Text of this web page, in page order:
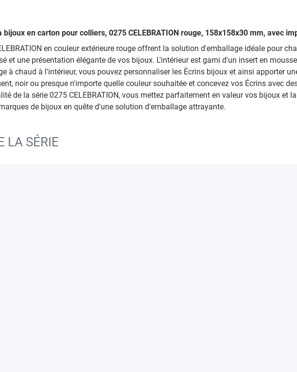
en carton pour colliers, 0275 CELEBRATION rouge, 158x158x30 mm, avec
en couleur extérieure rouge offrent la solution d'emballage idéale pour
et une présentation élégante de vos bijoux. L'intérieur est garni d'un insert en
à chaud à l'intérieur, vous pouvez personnaliser les Écrins bijoux et ainsi apporter
noir ou presque n'importe quelle couleur souhaitée et concevez vos Écrins avec
de la série 0275 CELEBRATION, vous mettez parfaitement en valeur vos bijoux et
de bijoux en quête d'une solution d'emballage attrayante.
LA SÉRIE